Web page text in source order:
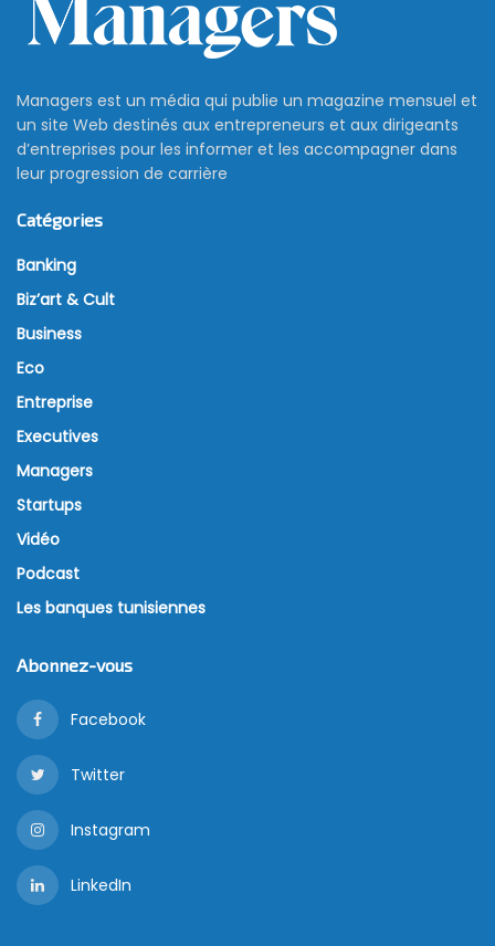
Managers est un média qui publie un magazine mensuel et
un site Web destinés aux entrepreneurs et aux dirigeants
d’entreprises pour les informer et les accompagner dans
leur progression de carrière
Catégories
Banking
Biz’art & Cult
Business
Eco
Entreprise
Executives
Managers
Startups
Vidéo
Podcast
Les banques tunisiennes
Abonnez-vous
Facebook
Twitter
Instagram
LinkedIn